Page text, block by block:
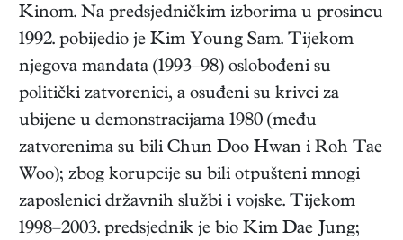
Kinom. Na predsjedničkim izborima u prosincu
1992. pobijedio je Kim Young Sam. Tijekom
njegova mandata (1993–98) oslobođeni su
politički zatvorenici, a osuđeni su krivci za
ubijene u demonstracijama 1980 (među
zatvorenima su bili Chun Doo Hwan i Roh Tae
Woo); zbog korupcije su bili otpušteni mnogi
zaposlenici državnih službi i vojske. Tijekom
1998–2003. predsjednik je bio Kim Dae Jung;